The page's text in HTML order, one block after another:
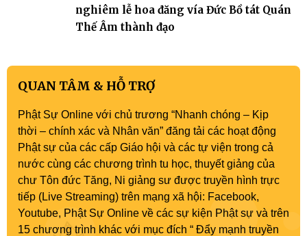
nghiêm lễ hoa đăng vía Đức Bồ tát Quán
Thế Âm thành đạo
QUAN TÂM & HỖ TRỢ
Phật Sự Online với chủ trương “Nhanh chóng – Kịp
thời – chính xác và Nhân văn” đăng tải các hoạt động
Phật sự của các cấp Giáo hội và các tự viện trong cả
nước cùng các chương trình tu học, thuyết giảng của
chư Tôn đức Tăng, Ni giảng sư được truyền hình trực
tiếp (Live Streaming) trên mạng xã hội: Facebook,
Youtube, Phật Sự Online về các sự kiện Phật sự và trên
15 chương trình khác với mục đích “ Đẩy mạnh truyền